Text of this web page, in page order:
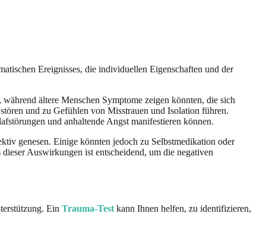
Ereignisses, die individuellen Eigenschaften und der
ältere Menschen Symptome zeigen könnten, die sich
und zu Gefühlen von Misstrauen und Isolation führen.
und anhaltende Angst manifestieren können.
genesen. Einige könnten jedoch zu Selbstmedikation oder
Auswirkungen ist entscheidend, um die negativen
Ein Trauma-Test kann Ihnen helfen, zu identifizieren,